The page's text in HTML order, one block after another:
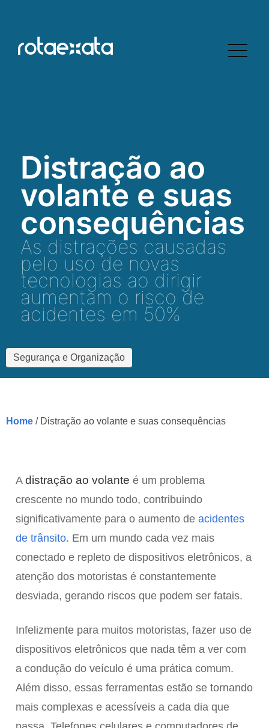
Distração ao
volante e suas
consequências
As distrações causadas
pelo uso de novas
tecnologias ao dirigir
aumentam o risco de
acidentes em 50%
Segurança e Organização
Home / Distração ao volante e suas consequências
A distração ao volante é um problema
crescente no mundo todo, contribuindo
significativamente para o aumento de acidentes
de trânsito. Em um mundo cada vez mais
conectado e repleto de dispositivos eletrônicos, a
atenção dos motoristas é constantemente
desviada, gerando riscos que podem ser fatais.
Infelizmente para muitos motoristas, fazer uso de
dispositivos eletrônicos que nada têm a ver com
a condução do veículo é uma prática comum.
Além disso, essas ferramentas estão se tornando
mais complexas e acessíveis a cada dia que